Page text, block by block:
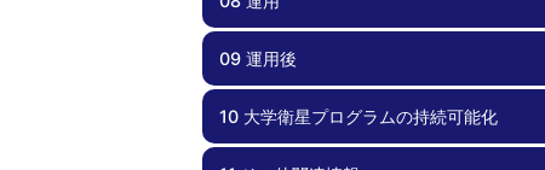
08.00 運用
08.01 地上系準備・メンテナンス
08.02 運用計画
08.03 不具合対応
09 運用後
09.00 運用後
09.01 レッスンズラーンド
09.02 記録化と成果報告・公開
09.03 ノウハウ共有
10 大学衛星プログラムの持続可能化